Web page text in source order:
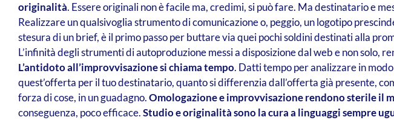
originalità. Essere originali non è facile ma, credimi, si può fare. Ma destinatario e
Realizzare un qualsivoglia strumento di comunicazione o, peggio, un logotipo
stesura di un brief, è il primo passo per buttare via quei pochi soldini destinati alla
L’infinità degli strumenti di autoproduzione messi a disposizione dal web e non solo,
L’antidoto all’improvvisazione si chiama tempo. Datti tempo per analizzare in
quest’offerta per il tuo destinatario, quanto si differenzia dall’offerta già presente,
forza di cose, in un guadagno.Omologazione e improvvisazione rendono sterile il
conseguenza, poco efficace.Studio e originalità sono la cura a linguaggi sempre